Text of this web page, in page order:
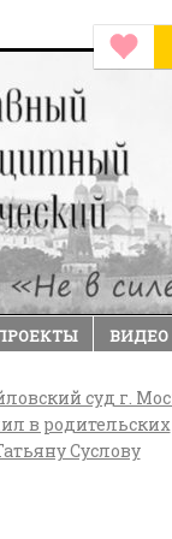
ВИДЕО
суд г.
в родительских
Суслову